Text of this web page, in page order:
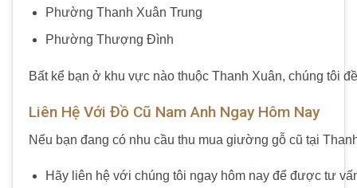
Phường Thanh Xuân Trung
Phường Thượng Đình
Bất kể bạn ở khu vực nào thuộc Thanh Xuân, chúng tôi
Liên Hệ Với Đồ Cũ Nam Anh Ngay Hôm Nay
Nếu bạn đang có nhu cầu thu mua giường gỗ cũ tại
Hãy liên hệ với chúng tôi ngay hôm nay để được tư